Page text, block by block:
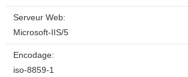
Serveur Web:
Microsoft-IIS/5
Encodage:
iso-8859-1